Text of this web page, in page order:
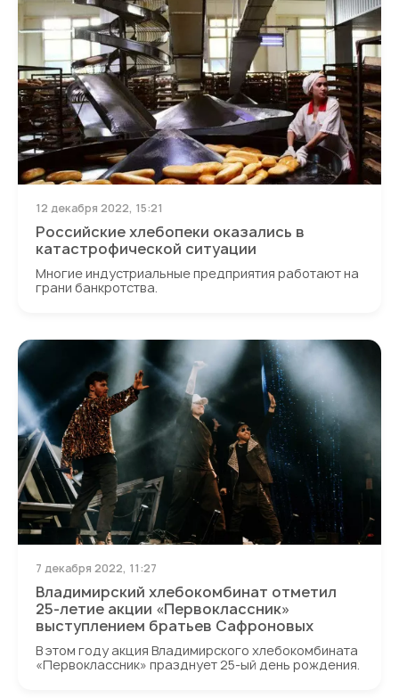
Российские хлебопеки оказались в
катастрофической ситуации
12 декабря 2022, 15:21
Многие индустриальные предприятия работают на
грани банкротства.
Владимирский хлебокомбинат отметил
25-летие акции «Первоклассник»
выступлением братьев Сафроновых
7 декабря 2022, 11:27
В этом году акция Владимирского хлебокомбината
«Первоклассник» празднует 25-ый день рождения.